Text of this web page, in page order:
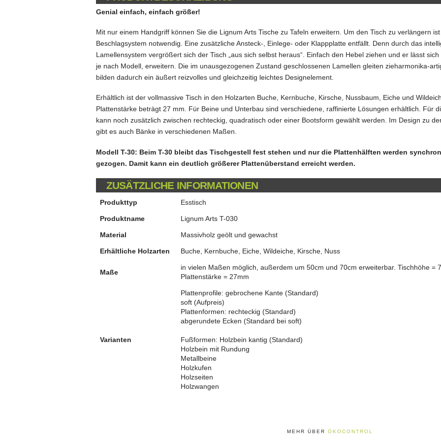
Genial einfach, einfach größer!
Mit nur einem Handgriff können Sie die Lignum Arts Tische zu Tafeln erweitern. Um den Tisch zu verlängern
Beschlagsystem notwendig. Eine zusätzliche Ansteck-, Einlege- oder Klappplatte entfällt. Denn durch das
Lamellensystem vergrößert sich der Tisch „aus sich selbst heraus“. Einfach den Hebel ziehen und er lässt sich
je nach Modell, erweitern. Die im unausgezogenen Zustand geschlossenen Lamellen gleiten zieharmonika-
bilden dadurch ein äußert reizvolles und gleichzeitig leichtes Designelement.
Erhältlich ist der vollmassive Tisch in den Holzarten Buche, Kernbuche, Kirsche, Nussbaum, Eiche und
Plattenstärke beträgt 27 mm. Für Beine und Unterbau sind verschiedene, raffinierte Lösungen erhältlich. Für
kann noch zusätzlich zwischen rechteckig, quadratisch oder einer Bootsform gewählt werden. Im Design zu
gibt es auch Bänke in verschiedenen Maßen.
Modell T-30: Beim T-30 bleibt das Tischgestell fest stehen und nur die Plattenhälften werden
gezogen. Damit kann ein deutlich größerer Plattenüberstand erreicht werden.
ZUSÄTZLICHE INFORMATIONEN
Produkttyp Esstisch
Produktname Lignum Arts T-030
Material Massivholz geölt und gewachst
Erhältliche Holzarten Buche, Kernbuche, Eiche, Wildeiche, Kirsche, Nuss
Maße
in vielen Maßen möglich, außerdem um 50cm und 70cm erweiterbar. Tischhöhe =
Plattenstärke = 27mm
Varianten
Plattenprofile: gebrochene Kante (Standard)
soft (Aufpreis)
Plattenformen: rechteckig (Standard)
abgerundete Ecken (Standard bei soft)
Fußformen: Holzbein kantig (Standard)
Holzbein mit Rundung
Metallbeine
Holzkufen
Holzseiten
Holzwangen
MEHR ÜBERÖKOCONTROL